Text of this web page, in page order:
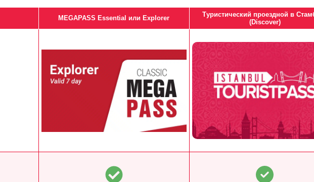
MEGAPASS Essential или Explorer
Туристический проездной в
(Discover)